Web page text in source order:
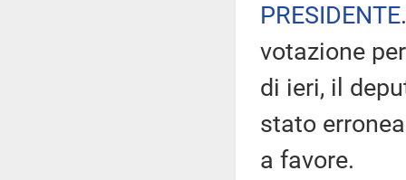
PRESIDENTE
votazione
di ieri, il
stato
a favore.